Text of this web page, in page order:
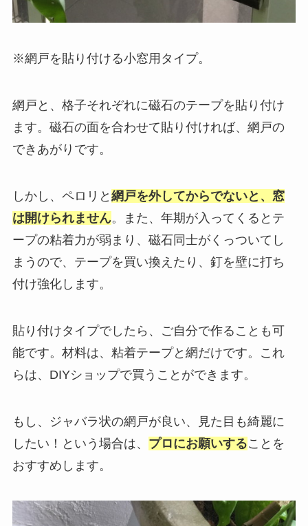
※網戸を貼り付ける小窓用タイプ。
網戸と、格子それぞれに磁石のテープを貼り付け
ます。磁石の面を合わせて貼り付ければ、網戸の
できあがりです。
しかし、ペロリと 網戸を外してからでないと、窓
は開けられません。また、年期が入ってくるとテ
ープの粘着力が弱まり、磁石同士がくっついてし
まうので、テープを買い換えたり、釘を壁に打ち
付け強化します。
貼り付けタイプでしたら、ご自分で作ることも可
能です。材料は、粘着テープと網だけです。これ
らは、DIYショップで買うことができます。
もし、ジャバラ状の網戸が良い、見た目も綺麗に
したい！という場合は、 プロにお願いすることを
おすすめします。